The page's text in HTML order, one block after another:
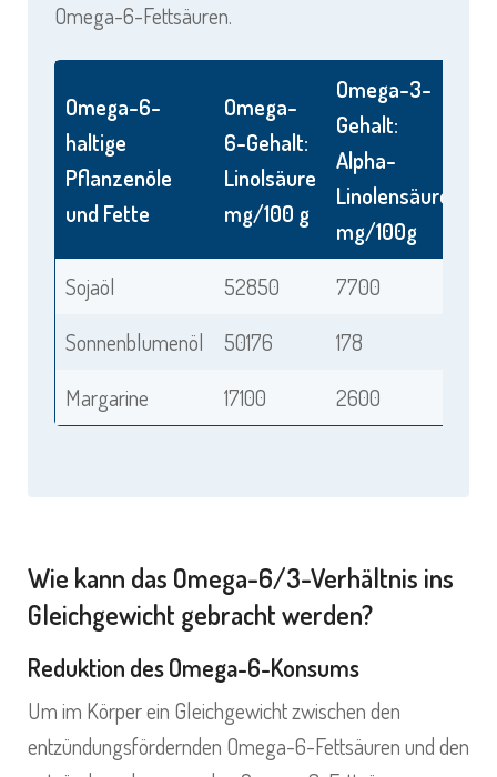
Omega-6-Fettsäuren.
Omega-6-
haltige
Pflanzenöle
und Fette
Omega-
6-Gehalt:
Linolsäure
mg/100 g
Omega-3-
Gehalt:
Alpha-
Linolensäure
mg/100g
Sojaöl
52850
7700
Sonnenblumenöl
50176
178
Margarine
17100 2600
Wie kann das Omega-6/3-Verhältnis ins
Gleichgewicht gebracht werden?
Reduktion des Omega-6-Konsums
Um im Körper ein Gleichgewicht zwischen den
entzündungsfördernden Omega-6-Fettsäuren und den